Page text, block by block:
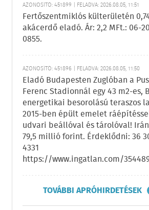
AZONOSÍTÓ: 451899 | FELADVA: 2026.08.05, 11:51
Fertőszentmiklós külterületén
akácerdő eladó. Ár: 2,2 MFt.: 06-
0855.
AZONOSÍTÓ: 451896 | FELADVA: 2026.08.05, 11:50
Eladó Budapesten Zuglóban a
Ferenc Stadionnál egy 43 m2-es, B
energetikai besorolású teraszos
2015-ben épült emelet
udvari beállóval és tárolóval!
79,5 millió forint. Érdeklődni: 36
4331
https://www.ingatlan.com/
TOVÁBBI APRÓHIRDETÉSEK